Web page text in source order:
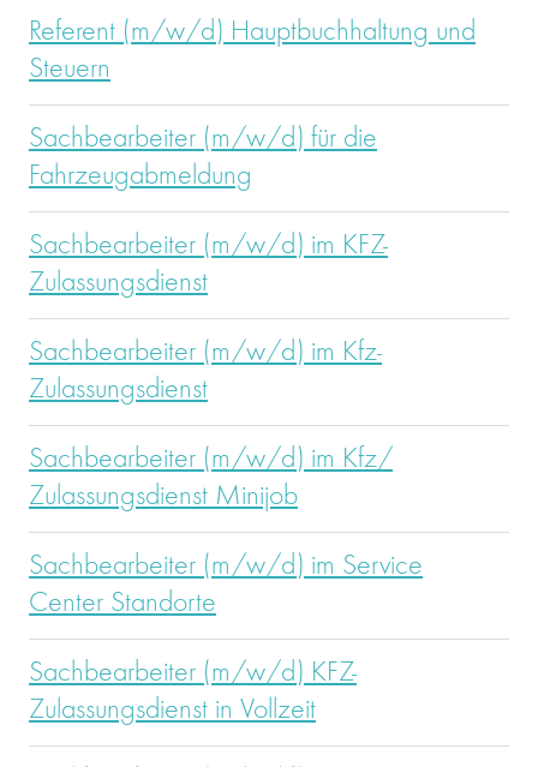
Referent (m/w/d) Hauptbuchhaltung und
Steuern
Sachbearbeiter (m/w/d) für die
Fahrzeugabmeldung
Sachbearbeiter (m/w/d) im KFZ-
Zulassungsdienst
Sachbearbeiter (m/w/d) im Kfz-
Zulassungsdienst
Sachbearbeiter (m/w/d) im Kfz/
Zulassungsdienst Minijob
Sachbearbeiter (m/w/d) im Service
Center Standorte
Sachbearbeiter (m/w/d) KFZ-
Zulassungsdienst in Vollzeit